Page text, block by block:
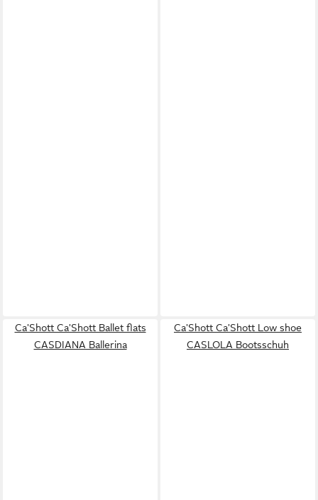
Ca'Shott Ca'Shott Ballet flats
CASDIANA Ballerina
Ca'Shott Ca'Shott Low shoe
CASLOLA Bootsschuh